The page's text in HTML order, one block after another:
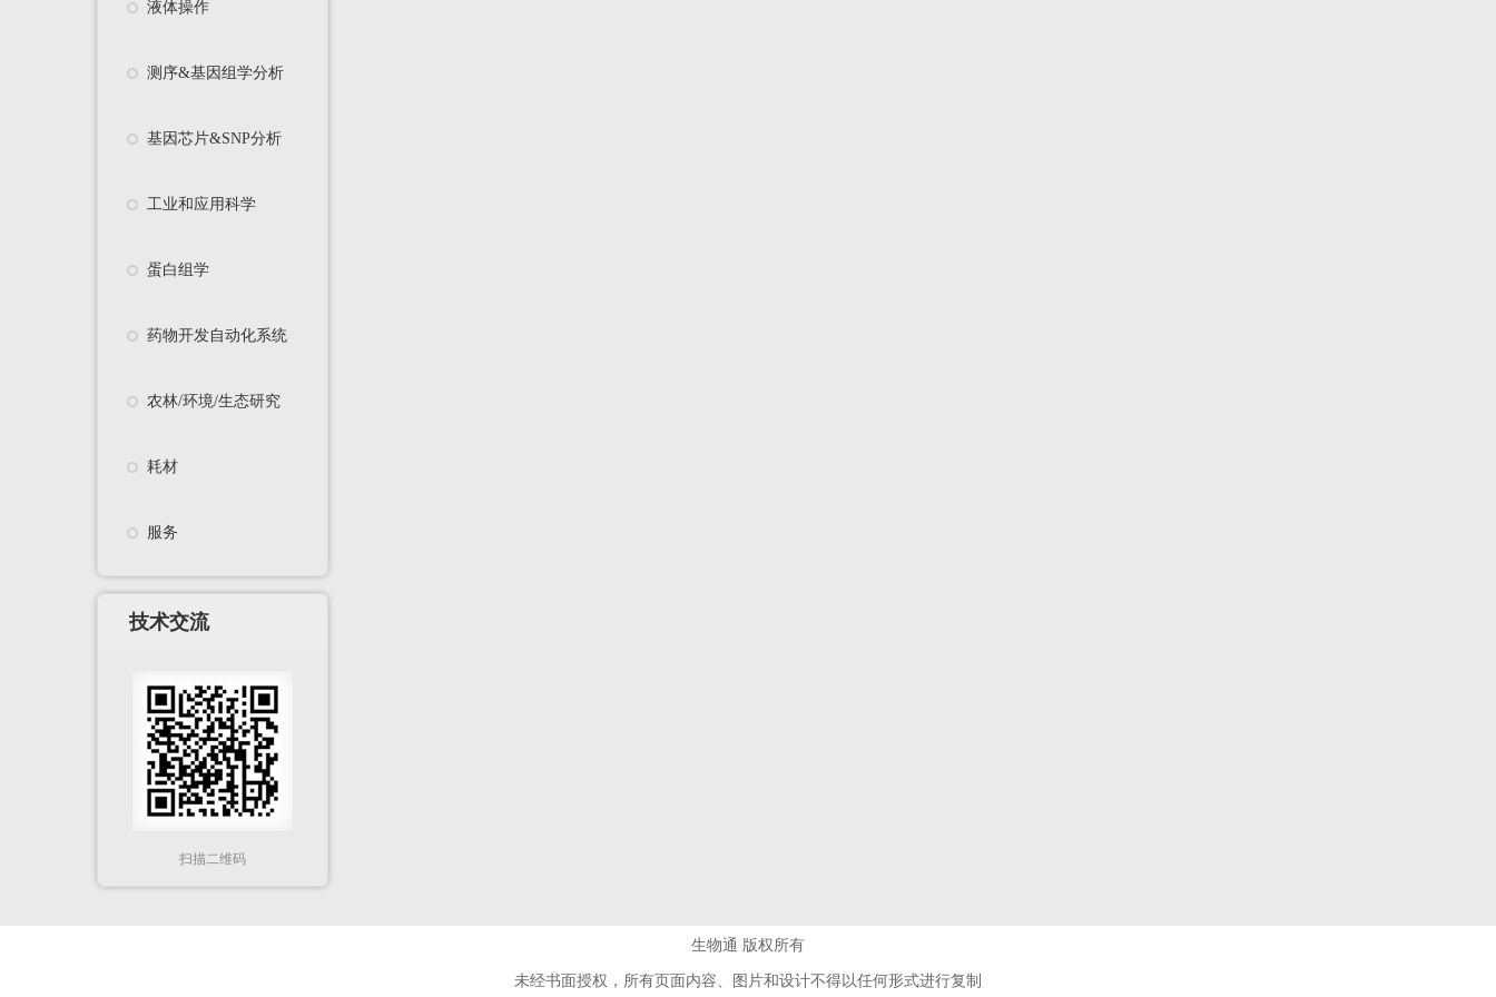
液体操作
测序&基因组学分析
基因芯片&SNP分析
工业和应用科学
蛋白组学
药物开发自动化系统
农林/环境/生态研究
耗材
服务
技术交流
扫描二维码
生物通 版权所有
未经书面授权，所有页面内容、图片和设计不得以任何形式进行复制